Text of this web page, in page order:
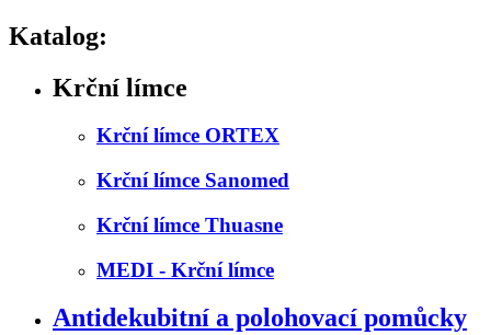
Katalog:
Krční límce
Krční límce ORTEX
Krční límce Sanomed
Krční límce Thuasne
MEDI - Krční límce
Antidekubitní a polohovací pomůcky